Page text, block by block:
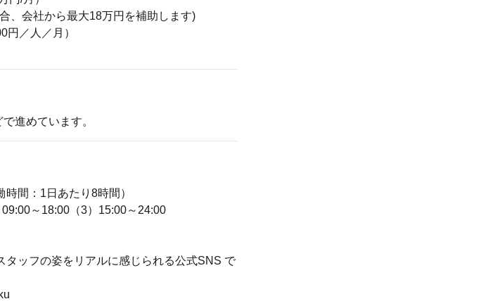
、会社から最大18万円を補助します)
円／人／月）
進めています。
間：1日あたり8時間）
～18:00（3）15:00～24:00
ッフの姿をリアルに感じられる公式SNS で